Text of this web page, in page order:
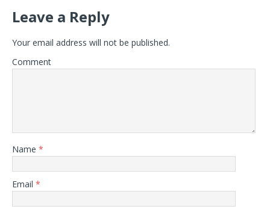
Leave a Reply
Your email address will not be published.
Comment
Name *
Email *